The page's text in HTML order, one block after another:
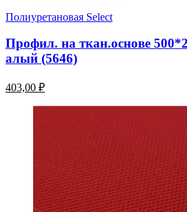
Полиуретановая Select
Профил. на ткан.основе
алый (5646)
403,00 ₽